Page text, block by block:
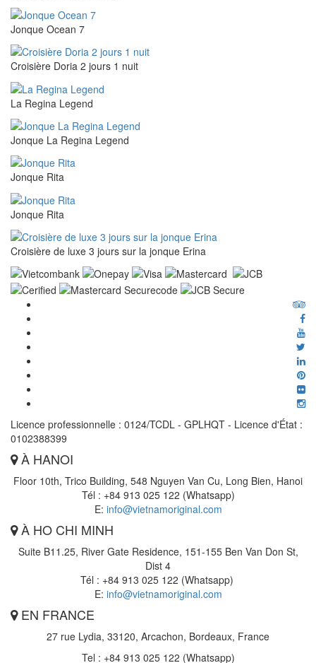
Jonque Ocean 7
Croisière Doria 2 jours 1 nuit
La Regina Legend
Jonque La Regina Legend
Jonque Rita
Jonque Rita
Croisière de luxe 3 jours sur la jonque Erina
Licence professionnelle : 0124/TCDL - GPLHQT - Licence d'État :
0102388399
À HANOI
Floor 10th, Trico Building, 548 Nguyen Van Cu, Long Bien, Hanoi
Tél : +84 913 025 122 (Whatsapp)
E: info@vietnamoriginal.com
À HO CHI MINH
Suite B11.25, River Gate Residence, 151-155 Ben Van Don St,
Dist 4
Tél : +84 913 025 122 (Whatsapp)
E: info@vietnamoriginal.com
EN FRANCE
27 rue Lydia, 33120, Arcachon, Bordeaux, France
Tel : +84 913 025 122 (Whatsapp)